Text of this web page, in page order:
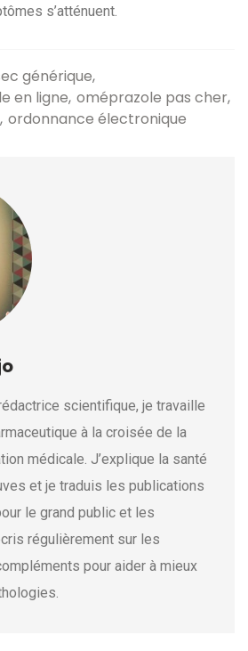
s’atténuent.
générique
en ligne oméprazole pas cher
ordonnance électronique
scientifique, je travaille
à la croisée de la
médicale. J’explique la santé
et je traduis les publications
le grand public et les
régulièrement sur les
pour aider à mieux